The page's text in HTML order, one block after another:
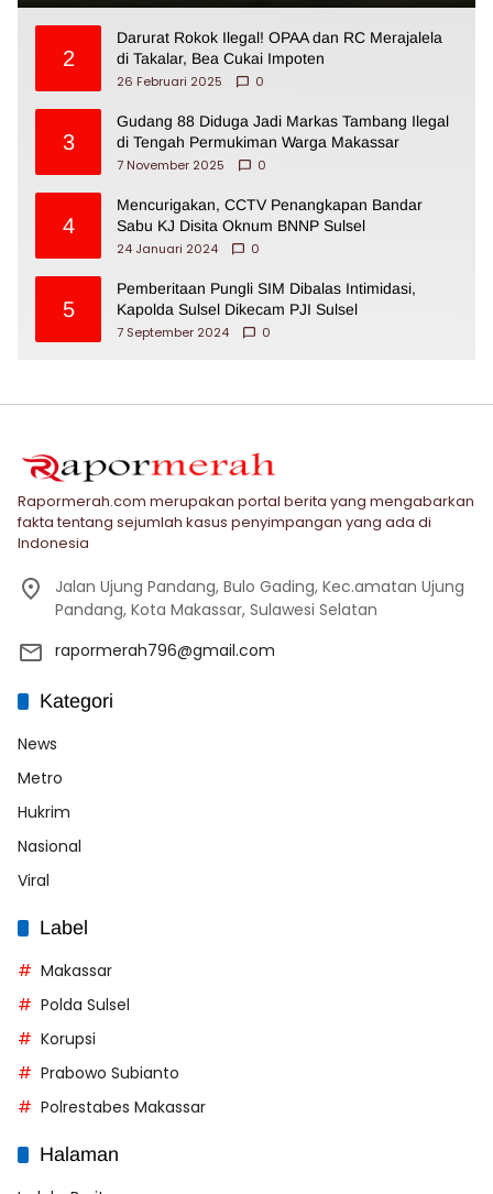
2
Darurat Rokok Ilegal! OPAA dan RC Merajalela
di Takalar, Bea Cukai Impoten
26 Februari 2025
0
3
Gudang 88 Diduga Jadi Markas Tambang Ilegal
di Tengah Permukiman Warga Makassar
7 November 2025
0
4
Mencurigakan, CCTV Penangkapan Bandar
Sabu KJ Disita Oknum BNNP Sulsel
24 Januari 2024
0
5
Pemberitaan Pungli SIM Dibalas Intimidasi,
Kapolda Sulsel Dikecam PJI Sulsel
7 September 2024
0
Rapormerah.com merupakan portal berita yang mengabarkan
fakta tentang sejumlah kasus penyimpangan yang ada di
Indonesia
Jalan Ujung Pandang, Bulo Gading, Kec.amatan Ujung
Pandang, Kota Makassar, Sulawesi Selatan
rapormerah796@gmail.com
Kategori
News
Metro
Hukrim
Nasional
Viral
Label
Makassar
Polda Sulsel
Korupsi
Prabowo Subianto
Polrestabes Makassar
Halaman